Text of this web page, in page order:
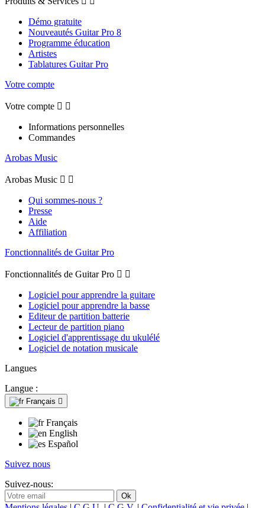
Démo gratuite
Nouveautés Guitar Pro 8
Programme éducation
Artistes
Tablatures Guitar Pro
Votre compte
Votre compte  
Informations personnelles
Commandes
Arobas Music
Arobas Music  
Qui sommes-nous ?
Presse
Aide
Affiliation
Fonctionnalités de Guitar Pro
Fonctionnalités de Guitar Pro  
Logiciel pour apprendre la guitare
Logiciel pour apprendre la basse
Editeur de partition batterie
Lecteur de partition piano
Logiciel d'apprentissage du ukulélé
Logiciel de notation musicale
Langues
Langue :
Français 
Français
English
Español
Suivez nous
Suivez-nous: